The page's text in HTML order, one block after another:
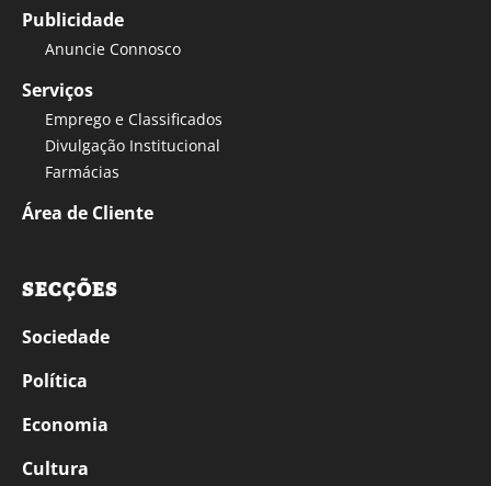
Publicidade
Anuncie Connosco
Serviços
Emprego e Classificados
Divulgação Institucional
Farmácias
Área de Cliente
SECÇÕES
Sociedade
Política
Economia
Cultura